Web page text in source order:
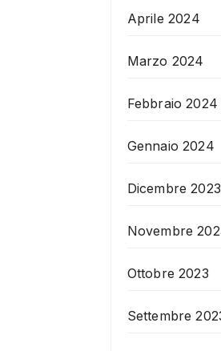
Aprile 2024
Marzo 2024
Febbraio 2024
Gennaio 2024
Dicembre 2023
Novembre
Ottobre 2023
Settembre